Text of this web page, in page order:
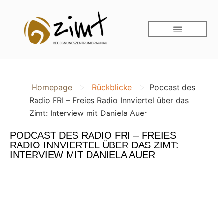
Homepage > Rückblicke >
Podcast des
Radio FRI – Freies Radio Innviertel über das
Zimt: Interview mit Daniela Auer
PODCAST DES RADIO FRI – FREIES
RADIO INNVIERTEL ÜBER DAS ZIMT:
INTERVIEW MIT DANIELA AUER